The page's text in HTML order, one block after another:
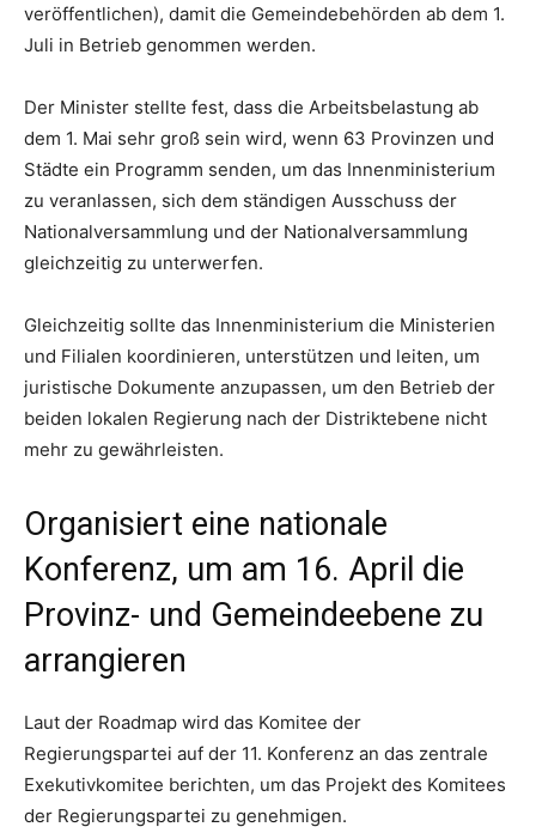
veröffentlichen), damit die Gemeindebehörden ab dem 1.
Juli in Betrieb genommen werden.
Der Minister stellte fest, dass die Arbeitsbelastung ab
dem 1. Mai sehr groß sein wird, wenn 63 Provinzen und
Städte ein Programm senden, um das Innenministerium
zu veranlassen, sich dem ständigen Ausschuss der
Nationalversammlung und der Nationalversammlung
gleichzeitig zu unterwerfen.
Gleichzeitig sollte das Innenministerium die Ministerien
und Filialen koordinieren, unterstützen und leiten, um
juristische Dokumente anzupassen, um den Betrieb der
beiden lokalen Regierung nach der Distriktebene nicht
mehr zu gewährleisten.
Organisiert eine nationale
Konferenz, um am 16. April die
Provinz- und Gemeindeebene zu
arrangieren
Laut der Roadmap wird das Komitee der
Regierungspartei auf der 11. Konferenz an das zentrale
Exekutivkomitee berichten, um das Projekt des Komitees
der Regierungspartei zu genehmigen.